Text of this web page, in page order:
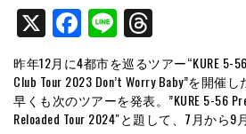
X Facebook
Line
昨年12月に4都市を巡るツアー“KURE 5-
Club Tour 2023 Don’t Worry Baby”を開催し
早くも次のツアーを発表。”KURE 5-56
Reloaded Tour 2024″と題して、7月から9